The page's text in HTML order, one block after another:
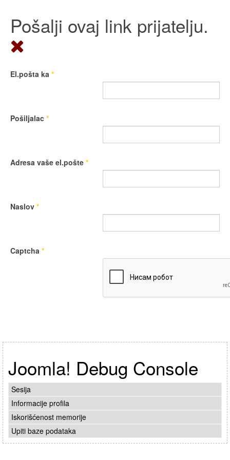
Pošalji ovaj link prijatelju.
El.pošta ka *
Pošiljalac *
Adresa vaše el.pošte *
Naslov *
Captcha *
Joomla! Debug Console
Sesija
Informacije profila
Iskorišćenost memorije
Upiti baze podataka